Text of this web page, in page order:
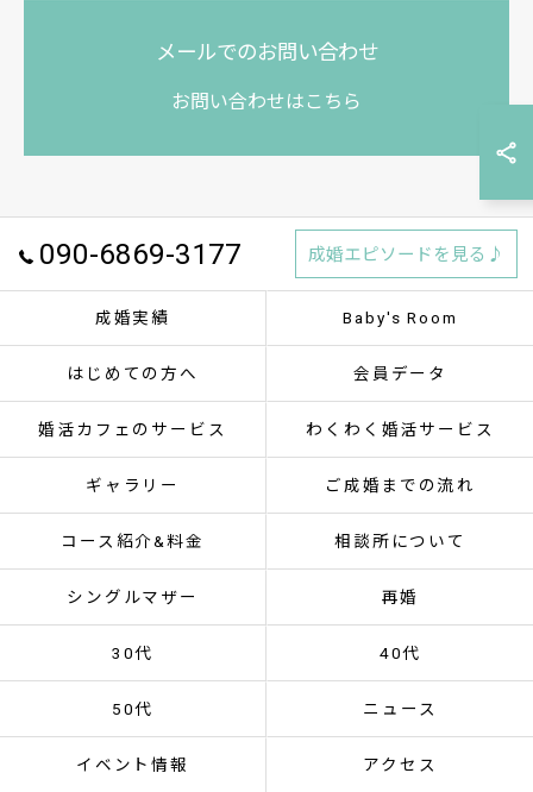
メールでのお問い合わせ
お問い合わせはこちら
090-6869-3177 成婚エピソードを見る♪
成婚実績 Baby's Room
はじめての方へ 会員データ
婚活カフェのサービス わくわく婚活サービス
ギャラリー ご成婚までの流れ
コース紹介&料金 相談所について
シングルマザー 再婚
30代 40代
50代 ニュース
イベント情報 アクセス